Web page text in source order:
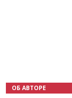
ОБ АВТОРЕ